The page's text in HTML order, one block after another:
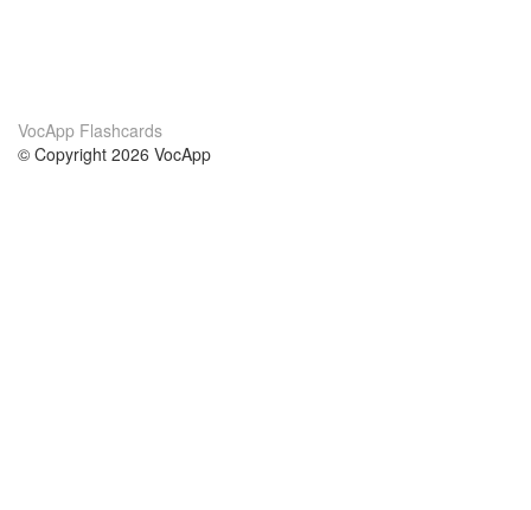
VocApp Flashcards
© Copyright 2026 VocApp